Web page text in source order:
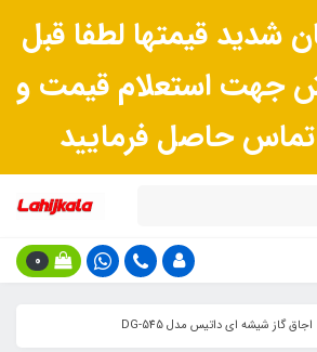
شدید قیمتها لطفا قبل
جهت استعلام قیمت و
حاصل فرمایید
0
اجاق گاز شیشه ای داتیس مدل DG-545